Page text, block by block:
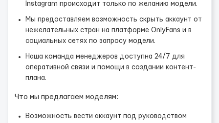
Instagram происходит только по желанию модели.
Мы предоставляем возможность скрыть аккаунт от
нежелательных стран на платформе OnlyFans и в
социальных сетях по запросу модели.
Наша команда менеджеров доступна 24/7 для
оперативной связи и помощи в создании контент-
плана.
Что мы предлагаем моделям:
Возможность вести аккаунт под руководством